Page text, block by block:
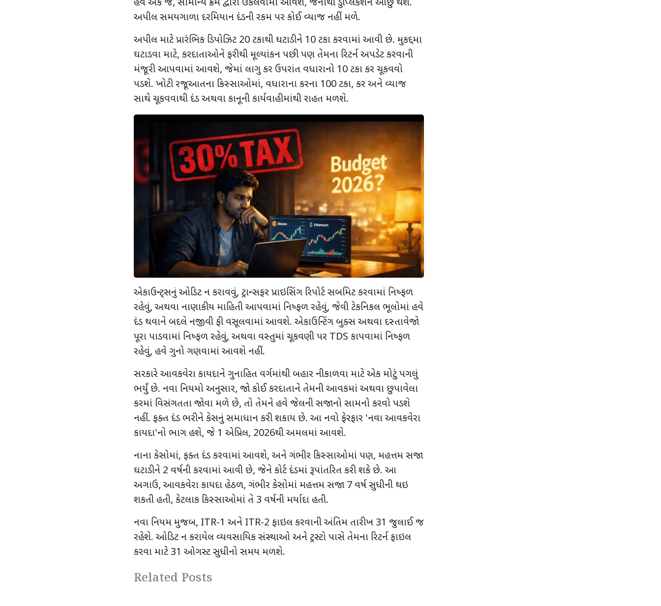
હવે એક જ, સામાન્ય ક્રમ દ્વારા ઉકેલવામાં આવશે, જેનાથી ડુપ્લિકેશન ઓછું થશે.
અપીલ સમયગાળા દરમિયાન દંડની રકમ પર કોઈ વ્યાજ નહીં મળે.
અપીલ માટે પ્રારંભિક ડિપોઝિટ 20 ટકાથી ઘટાડીને 10 ટકા કરવામાં આવી છે. મુકદ્દમા
ઘટાડવા માટે, કરદાતાઓને ફરીથી મૂલ્યાંકન પછી પણ તેમના રિટર્ન અપડેટ કરવાની
મંજૂરી આપવામાં આવશે, જેમાં લાગુ કર ઉપરાંત વધારાનો 10 ટકા કર ચૂકવવો
પડશે. ખોટી રજૂઆતના કિસ્સાઓમાં, વધારાના કરના 100 ટકા, કર અને વ્યાજ
સાથે ચૂકવવાથી દંડ અથવા કાનૂની કાર્યવાહીમાંથી રાહત મળશે.
એકાઉન્ટ્સનું ઓડિટ ન કરાવવું, ટ્રાન્સફર પ્રાઇસિંગ રિપોર્ટ સબમિટ કરવામાં નિષ્ફળ
રહેવું, અથવા નાણાકીય માહિતી આપવામાં નિષ્ફળ રહેવું, જેવી ટેકનિકલ ભૂલોમાં હવે
દંડ થવાને બદલે નજીવી ફી વસૂલવામાં આવશે. એકાઉન્ટિંગ બુક્સ અથવા દસ્તાવેજો
પૂરા પાડવામાં નિષ્ફળ રહેવું, અથવા વસ્તુમાં ચૂકવણી પર TDS કાપવામાં નિષ્ફળ
રહેવું, હવે ગુનો ગણવામાં આવશે નહીં.
સરકારે આવકવેરા કાયદાને ગુનાહિત વર્ગમાંથી બહાર નીકાળવા માટે એક મોટું પગલું
ભર્યું છે. નવા નિયમો અનુસાર, જો કોઈ કરદાતાને તેમની આવકમાં અથવા છુપાવેલા
કરમાં વિસંગતતા જોવા મળે છે, તો તેમને હવે જેલની સજાનો સામનો કરવો પડશે
નહીં. ફક્ત દંડ ભરીને કેસનું સમાધાન કરી શકાય છે. આ નવો ફેરફાર 'નવા આવકવેરા
કાયદા'નો ભાગ હશે, જે 1 એપ્રિલ, 2026થી અમલમાં આવશે.
નાના કેસોમાં, ફક્ત દંડ કરવામાં આવશે, અને ગંભીર કિસ્સાઓમાં પણ, મહત્તમ સજા
ઘટાડીને 2 વર્ષની કરવામાં આવી છે, જેને કોર્ટ દંડમાં રૂપાંતરિત કરી શકે છે. આ
અગાઉ, આવકવેરા કાયદા હેઠળ, ગંભીર કેસોમાં મહત્તમ સજા 7 વર્ષ સુધીની થઇ
શકતી હતી, કેટલાક કિસ્સાઓમાં તે 3 વર્ષની મર્યાદા હતી.
નવા નિયમ મુજબ, ITR-1 અને ITR-2 ફાઇલ કરવાની અંતિમ તારીખ 31 જુલાઈ જ
રહેશે. ઓડિટ ન કરાયેલ વ્યવસાયિક સંસ્થાઓ અને ટ્રસ્ટો પાસે તેમના રિટર્ન ફાઇલ
કરવા માટે 31 ઓગસ્ટ સુધીનો સમય મળશે.
Related Posts